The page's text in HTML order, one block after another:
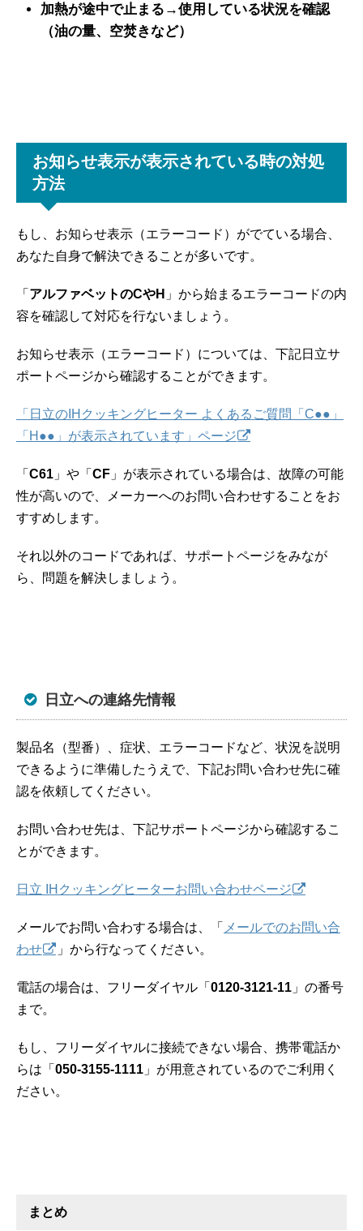
加熱が途中で止まる→使用している状況を確認
（油の量、空焚きなど）
お知らせ表示が表示されている時の対処
方法
もし、お知らせ表示（エラーコード）がでている場合、
あなた自身で解決できることが多いです。
「 アルファベットのCやH 」から始まるエラーコードの内
容を確認して対応を行ないましょう。
お知らせ表示（エラーコード）については、下記日立サ
ポートページから確認することができます。
「日立のIHクッキングヒーター よくあるご質問「C●●」
「H●●」が表示されています」ページ
「 C61 」や「 CF 」が表示されている場合は、故障の可能
性が高いので、メーカーへのお問い合わせすることをお
すすめします。
それ以外のコードであれば、サポートページをみなが
ら、問題を解決しましょう。
日立への連絡先情報
製品名（型番）、症状、エラーコードなど、状況を説明
できるように準備したうえで、下記お問い合わせ先に確
認を依頼してください。
お問い合わせ先は、下記サポートページから確認するこ
とができます。
日立 IHクッキングヒーターお問い合わせページ
メールでお問い合わする場合は、「 メールでのお問い合
わせ
」から行なってください。
電話の場合は、フリーダイヤル「 0120-3121-11 」の番号
まで。
もし、フリーダイヤルに接続できない場合、携帯電話か
らは「 050-3155-1111 」が用意されているのでご利用く
ださい。
まとめ